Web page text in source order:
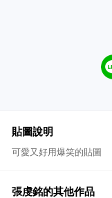
貼圖說明
可愛又好用爆笑的貼圖
張虔銘的其他作品